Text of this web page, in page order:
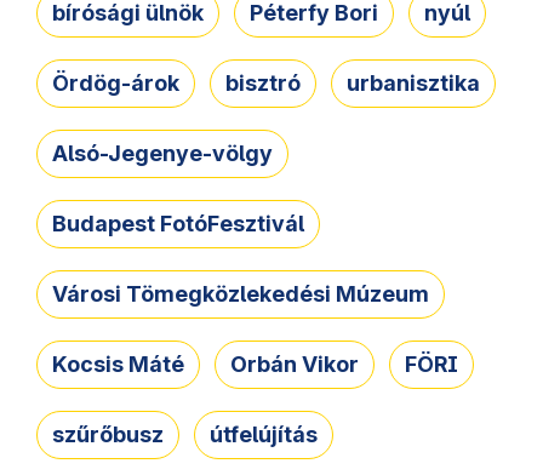
bírósági ülnök Péterfy Bori nyúl
Ördög-árok bisztró urbanisztika
Alsó-Jegenye-völgy
Budapest FotóFesztivál
Városi Tömegközlekedési Múzeum
Kocsis Máté Orbán Vikor FÖRI
szűrőbusz útfelújítás